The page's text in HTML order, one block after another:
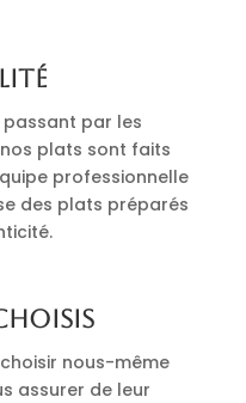
passant par les
plats sont faits
professionnelle
des plats préparés
nous-même
assurer de leur